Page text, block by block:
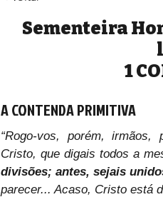
Sementeira
1
A CONTENDA PRIMITIVA
“Rogo-vos, porém,
Cristo, que digais todos a
divisões; antes, sejais
parecer... Acaso, Cristo está